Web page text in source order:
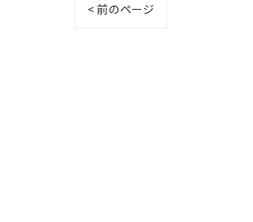
< 前のページ